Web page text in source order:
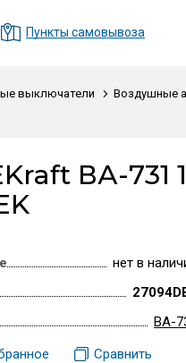
Пункты самовывоза
выключатели Воздушные
ВА-731
нет в
ВА-
Сравнить